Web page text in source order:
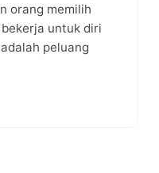
orang memilih
untuk diri
peluang